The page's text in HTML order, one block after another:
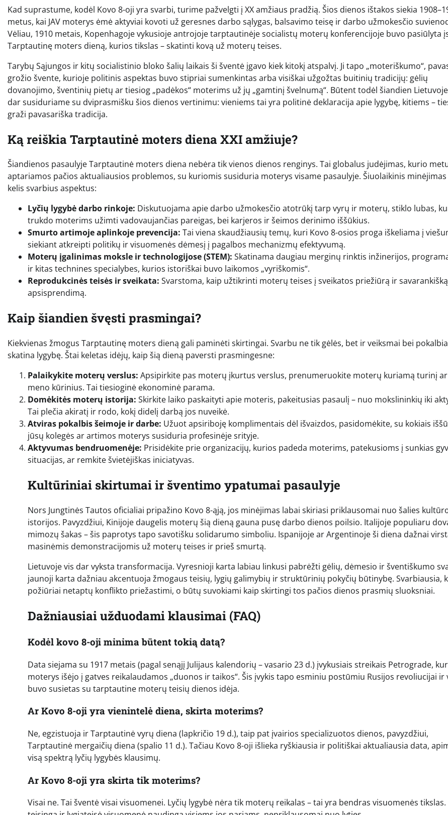
Kad suprastume, kodėl Kovo 8-oji yra svarbi, turime pažvelgti į XX amžiaus pradžią. Šios dienos ištakos siekia
metus, kai JAV moterys ėmė aktyviai kovoti už geresnes darbo sąlygas, balsavimo teisę ir darbo užmokesčio
Vėliau, 1910 metais, Kopenhagoje vykusioje antrojoje tarptautinėje socialistų moterų konferencijoje buvo pasiūlyta
Tarptautinę moters dieną, kurios tikslas – skatinti kovą už moterų teises.
Tarybų Sąjungos ir kitų socialistinio bloko šalių laikais ši šventė įgavo kiek kitokį atspalvį. Ji tapo „moteriškumo“,
grožio švente, kurioje politinis aspektas buvo stipriai sumenkintas arba visiškai užgožtas buitinių tradicijų: gėlių
dovanojimo, šventinių pietų ar tiesiog „padėkos“ moterims už jų „gamtinį švelnumą“. Būtent todėl šiandien
dar susiduriame su dviprasmišku šios dienos vertinimu: vieniems tai yra politinė deklaracija apie lygybę, kitiems –
graži pavasariška tradicija.
Ką reiškia Tarptautinė moters diena XXI amžiuje?
Šiandienos pasaulyje Tarptautinė moters diena nebėra tik vienos dienos renginys. Tai globalus judėjimas, kurio
aptariamos pačios aktualiausios problemos, su kuriomis susiduria moterys visame pasaulyje. Šiuolaikinis
kelis svarbius aspektus:
Lyčių lygybė darbo rinkoje: Diskutuojama apie darbo užmokesčio atotrūkį tarp vyrų ir moterų, stiklo lubas,
trukdo moterims užimti vadovaujančias pareigas, bei karjeros ir šeimos derinimo iššūkius.
Smurto artimoje aplinkoje prevencija: Tai viena skaudžiausių temų, kuri Kovo 8-osios proga iškeliama į
siekiant atkreipti politikų ir visuomenės dėmesį į pagalbos mechanizmų efektyvumą.
Moterų įgalinimas moksle ir technologijose (STEM): Skatinama daugiau merginų rinktis inžinerijos,
ir kitas technines specialybes, kurios istoriškai buvo laikomos „vyriškomis“.
Reprodukcinės teisės ir sveikata: Svarstoma, kaip užtikrinti moterų teises į sveikatos priežiūrą ir savarankišką
apsisprendimą.
Kaip šiandien švęsti prasmingai?
Kiekvienas žmogus Tarptautinę moters dieną gali paminėti skirtingai. Svarbu ne tik gėlės, bet ir veiksmai bei
skatina lygybę. Štai keletas idėjų, kaip šią dieną paversti prasmingesne:
Palaikykite moterų verslus: Apsipirkite pas moterų įkurtus verslus, prenumeruokite moterų kuriamą turinį
meno kūrinius. Tai tiesioginė ekonominė parama.
Domėkitės moterų istorija: Skirkite laiko paskaityti apie moteris, pakeitusias pasaulį – nuo mokslininkių iki
Tai plečia akiratį ir rodo, kokį didelį darbą jos nuveikė.
Atviras pokalbis šeimoje ir darbe: Užuot apsiriboję komplimentais dėl išvaizdos, pasidomėkite, su kokiais
jūsų kolegės ar artimos moterys susiduria profesinėje srityje.
Aktyvumas bendruomenėje: Prisidėkite prie organizacijų, kurios padeda moterims, patekusioms į sunkias
situacijas, ar remkite švietėjiškas iniciatyvas.
Kultūriniai skirtumai ir šventimo ypatumai pasaulyje
Nors Jungtinės Tautos oficialiai pripažino Kovo 8-ąją, jos minėjimas labai skiriasi priklausomai nuo šalies
istorijos. Pavyzdžiui, Kinijoje daugelis moterų šią dieną gauna pusę darbo dienos poilsio. Italijoje populiaru
mimozų šakas – šis paprotys tapo savotišku solidarumo simboliu. Ispanijoje ar Argentinoje ši diena dažnai
masinėmis demonstracijomis už moterų teises ir prieš smurtą.
Lietuvoje vis dar vyksta transformacija. Vyresnioji karta labiau linkusi pabrėžti gėlių, dėmesio ir šventiškumo
jaunoji karta dažniau akcentuoja žmogaus teisių, lygių galimybių ir struktūrinių pokyčių būtinybę. Svarbiausia,
požiūriai netaptų konflikto priežastimi, o būtų suvokiami kaip skirtingi tos pačios dienos prasmių sluoksniai.
Dažniausiai užduodami klausimai (FAQ)
Kodėl kovo 8-oji minima būtent tokią datą?
Data siejama su 1917 metais (pagal senąjį Julijaus kalendorių – vasario 23 d.) įvykusiais streikais Petrograde, kur
moterys išėjo į gatves reikalaudamos „duonos ir taikos“. Šis įvykis tapo esminiu postūmiu Rusijos revoliucijai ir
buvo susietas su tarptautine moterų teisių dienos idėja.
Ar Kovo 8-oji yra vienintelė diena, skirta moterims?
Ne, egzistuoja ir Tarptautinė vyrų diena (lapkričio 19 d.), taip pat įvairios specializuotos dienos, pavyzdžiui,
Tarptautinė mergaičių diena (spalio 11 d.). Tačiau Kovo 8-oji išlieka ryškiausia ir politiškai aktualiausia data,
visą spektrą lyčių lygybės klausimų.
Ar Kovo 8-oji yra skirta tik moterims?
Visai ne. Tai šventė visai visuomenei. Lyčių lygybė nėra tik moterų reikalas – tai yra bendras visuomenės tikslas.